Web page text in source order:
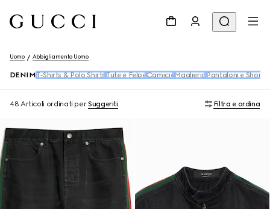
Uomo Abbigliamento Uomo
DENIM T-Shirts & Polo Shirts Tute e Felpe CamicieMaglieria Pantaloni e Shorts
48 Articoli ordinati perSuggeriti Filtra e ordina